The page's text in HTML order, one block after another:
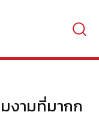
มงามที่มากก